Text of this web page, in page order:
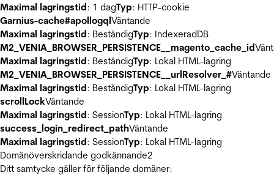
Maximal lagringstid: 1 dagTyp: HTTP-cookie
Garnius-cache#apollogqlVäntande
Maximal lagringstid: BeständigTyp: IndexeradDB
M2_VENIA_BROWSER_PERSISTENCE__magento_cache_id
Maximal lagringstid: BeständigTyp: Lokal HTML-lagring
M2_VENIA_BROWSER_PERSISTENCE__urlResolver_#Väntande
Maximal lagringstid: BeständigTyp: Lokal HTML-lagring
scrollLockVäntande
Maximal lagringstid: SessionTyp: Lokal HTML-lagring
success_login_redirect_pathVäntande
Maximal lagringstid: SessionTyp: Lokal HTML-lagring
Domänöverskridande godkännande2
Ditt samtycke gäller för följande domäner: